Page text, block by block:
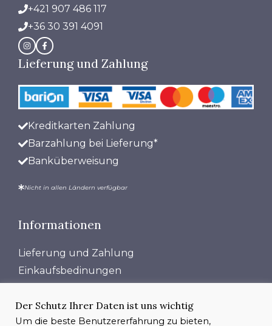
+421 907 486 117
+36 30 391 4091
Lieferung und Zahlung
Kreditkarten Zahlung
Barzahlung bei Lieferung*
Banküberweisung
Nicht in allen Ländern verfügbar
Informationen
Lieferung und Zahlung
Einkaufsbedinungen
Über Uns
Kontakt
Der Schutz Ihrer Daten ist uns wichtig
Um die beste Benutzererfahrung zu bieten,